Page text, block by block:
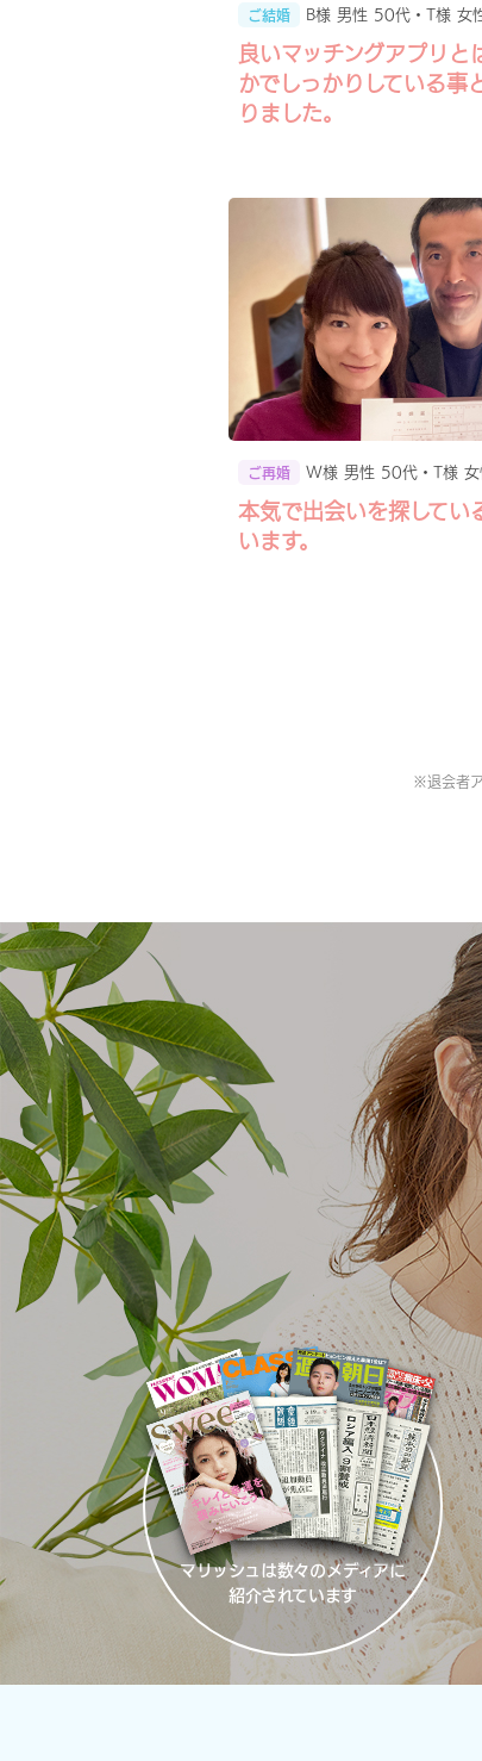
ご結婚 B様 男性 50代・T様 女
良いマッチングアプリと
かでしっかりしている事
りました。
ご再婚 W様 男性 50代・T様
本気で出会いを探してい
います。
※退会者
マリッシュは数々のメディアに
紹介されています